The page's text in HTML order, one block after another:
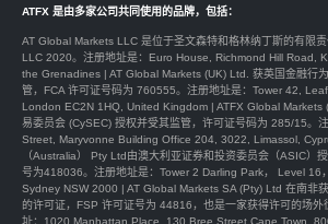
ATFX 是由多家公司共同使用的品牌，包括：
AT Global Markets LLC 是位于圣文森特和格林纳丁斯的有限
LLC 2020。注册地址是：Euro House, Richmond Hill Road,
the Grenadines | AT Global Markets (UK) Ltd. 获英国金融行
管，FCA 许可证号码为 760555。注册地址是：Tower 42,
London EC2N 1HQ, United Kingdom | ATFX Global Markets
易委员会 (CySEC) 授权并受其监管，许可证号码为 285/15。
Street, Maryvonne Building Office 204, 3022, Limassol,
（Australia） Pty Ltd由澳大利亚证券和投资委员会（ASIC）
号为418036。注册地址是：Tower 2 Darling Park， Level 16
Sydney NSW 2000 | AT Global Markets SA (Pty) Ltd 在南非
的许可证，FSP 许可证号为 44816，也是一家获得许可的场外
址：1020 Manhattan Place, 130 Bree Street Cape Town,